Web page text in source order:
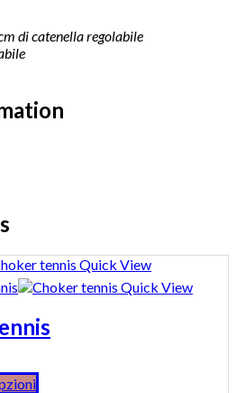
di catenella regolabile
Quick View
Quick View